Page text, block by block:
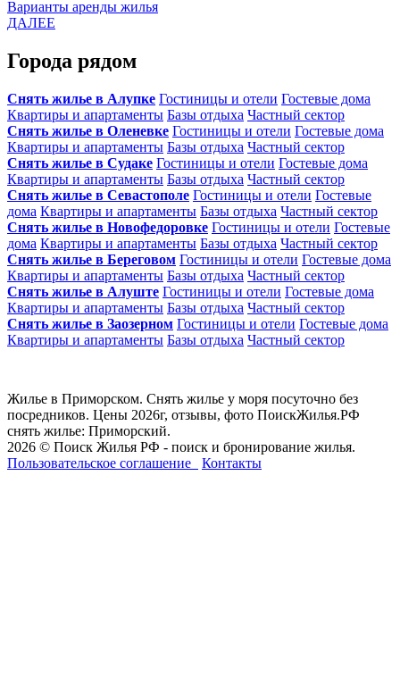
Варианты аренды жилья
ДАЛЕЕ
Города рядом
Снять жилье в Алупке Гостиницы и отели Гостевые дома
Квартиры и апартаменты Базы отдыха Частный сектор
Снять жилье в Оленевке Гостиницы и отели Гостевые дома
Квартиры и апартаменты Базы отдыха Частный сектор
Снять жилье в Судаке Гостиницы и отели Гостевые дома
Квартиры и апартаменты Базы отдыха Частный сектор
Снять жилье в Севастополе Гостиницы и отели Гостевые
дома Квартиры и апартаменты Базы отдыха Частный сектор
Снять жилье в Новофедоровке Гостиницы и отели Гостевые
дома Квартиры и апартаменты Базы отдыха Частный сектор
Снять жилье в Береговом Гостиницы и отели Гостевые дома
Квартиры и апартаменты Базы отдыха Частный сектор
Снять жилье в Алуште Гостиницы и отели Гостевые дома
Квартиры и апартаменты Базы отдыха Частный сектор
Снять жилье в Заозерном Гостиницы и отели Гостевые дома
Квартиры и апартаменты Базы отдыха Частный сектор
Жилье в Приморском. Снять жилье у моря посуточно без
посредников. Цены 2026г, отзывы, фото ПоискЖилья.РФ
снять жилье: Приморский.
2026 © Поиск Жилья РФ - поиск и бронирование жилья.
Пользовательское соглашение
Контакты